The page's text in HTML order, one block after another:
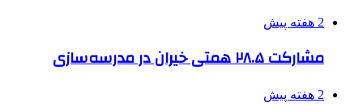
2 هفته پیش
مشارکت ۲۸.۵ همتی خیران در مدرسه‌سازی
2 هفته پیش